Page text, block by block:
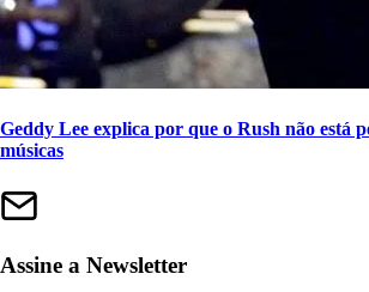
Geddy Lee explica por que o Rush não está
músicas
Assine a Newsletter